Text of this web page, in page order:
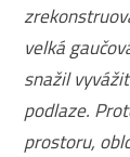
velká
snažil
podlaze.
prostoru,